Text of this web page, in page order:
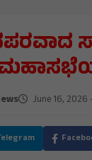
June 16, 2026